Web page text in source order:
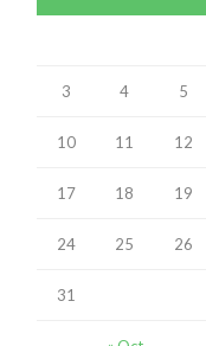
3 4 5
10 11 12
17 18 19
24 25 26
31